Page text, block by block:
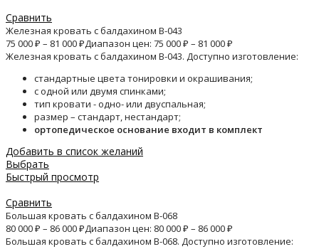
Сравнить
Железная кровать с балдахином B-043
75 000₽ – 81 000₽Диапазон цен: 75 000 ₽ – 81 000 ₽
Железная кровать с балдахином B-043. Доступно изготовление:
стандартные цвета тонировки и окрашивания;
с одной или двумя спинками;
тип кровати - одно- или двуспальная;
размер – стандарт, нестандарт;
ортопедическое основание входит в комплект
Добавить в список желаний
Выбрать
Быстрый просмотр
Сравнить
Большая кровать с балдахином B-068
80 000₽ – 86 000₽Диапазон цен: 80 000 ₽ – 86 000 ₽
Большая кровать с балдахином B-068. Доступно изготовление: